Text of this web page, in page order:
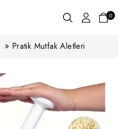
0
Pratik Mutfak Aletleri